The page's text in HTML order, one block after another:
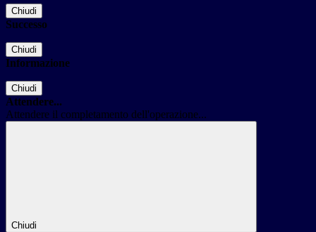
Chiudi
Successo
Chiudi
Informazione
Chiudi
Attendere...
Attendere il completamento dell'operazione...
Chiudi